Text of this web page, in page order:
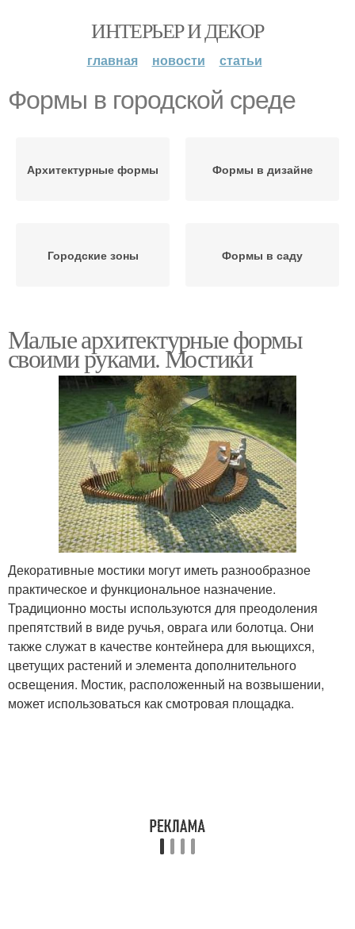
ИНТЕРЬЕР И ДЕКОР
главная новости статьи
Формы в городской среде
Архитектурные формы Формы в дизайне
Городские зоны Формы в саду
Малые архитектурные формы
своими руками. Мостики
Декоративные мостики могут иметь разнообразное
практическое и функциональное назначение.
Традиционно мосты используются для преодоления
препятствий в виде ручья, оврага или болотца. Они
также служат в качестве контейнера для вьющихся,
цветущих растений и элемента дополнительного
освещения. Мостик, расположенный на возвышении,
может использоваться как смотровая площадка.